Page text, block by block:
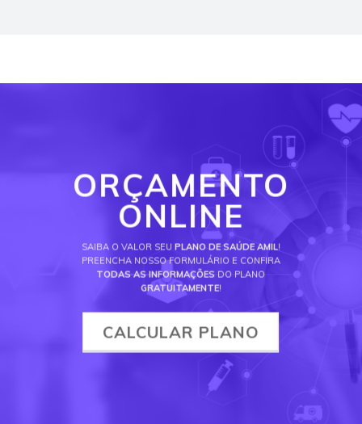
ORÇAMENTO
ONLINE
SAIBA O VALOR SEU PLANO DE SAÚDE AMIL!
PREENCHA NOSSO FORMULÁRIO E CONFIRA
TODAS AS INFORMAÇÕES DO PLANO
GRATUITAMENTE!
CALCULAR PLANO